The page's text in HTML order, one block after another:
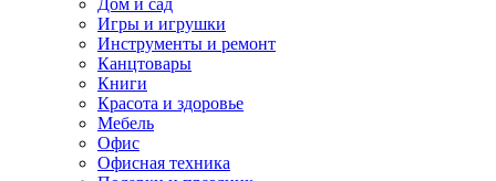
Дом и сад
Игры и игрушки
Инструменты и ремонт
Канцтовары
Книги
Красота и здоровье
Мебель
Офис
Офисная техника